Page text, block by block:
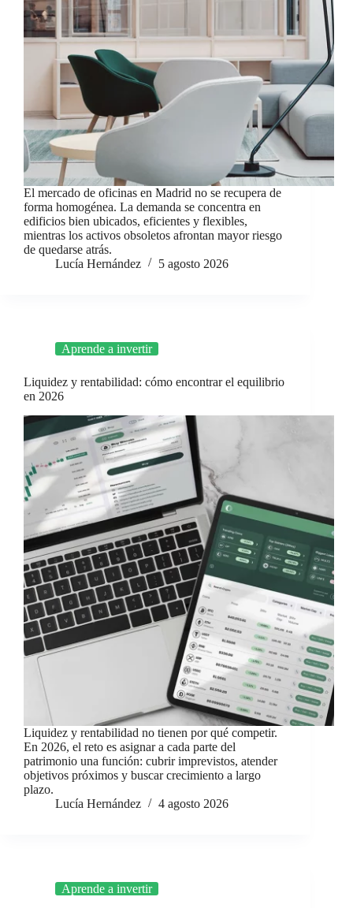
El mercado de oficinas en Madrid no se recupera de
forma homogénea. La demanda se concentra en
edificios bien ubicados, eficientes y flexibles,
mientras los activos obsoletos afrontan mayor riesgo
de quedarse atrás.
Lucía Hernández
5 agosto 2026
Aprende a invertir
Liquidez y rentabilidad: cómo encontrar el equilibrio
en 2026
Liquidez y rentabilidad no tienen por qué competir.
En 2026, el reto es asignar a cada parte del
patrimonio una función: cubrir imprevistos, atender
objetivos próximos y buscar crecimiento a largo
plazo.
Lucía Hernández
4 agosto 2026
Aprende a invertir